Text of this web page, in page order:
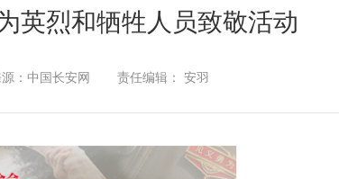
英烈和牺牲人员致敬活动
源：中国长安网 责任编辑： 安羽